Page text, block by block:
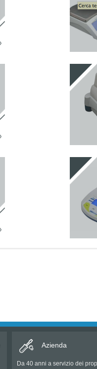
Azienda
Da 40 anni a servizio dei